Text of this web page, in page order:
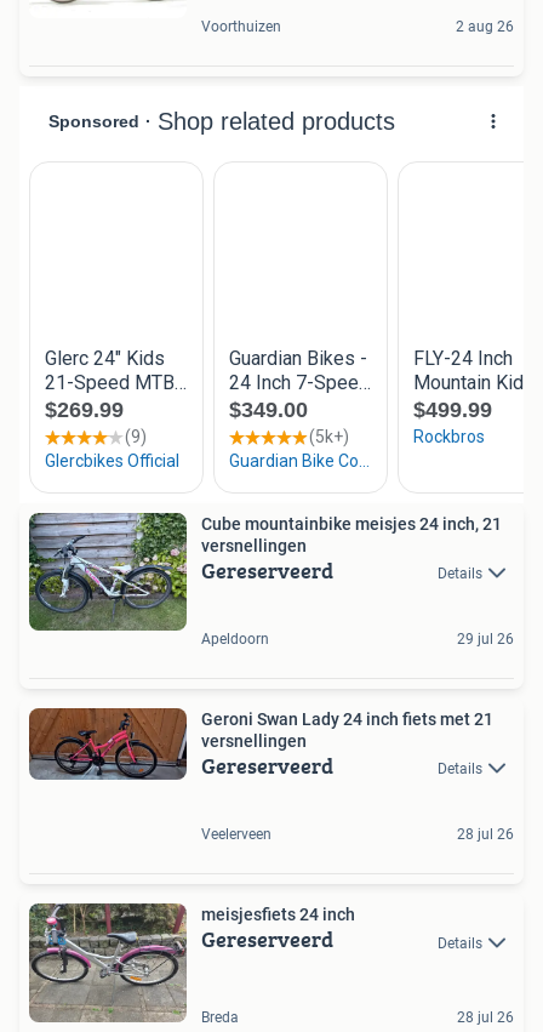
Voorthuizen 2 aug 26
Cube mountainbike meisjes 24 inch, 21
versnellingen
Gereserveerd Details
Apeldoorn 29 jul 26
Geroni Swan Lady 24 inch fiets met 21
versnellingen
Gereserveerd Details
Veelerveen 28 jul 26
meisjesfiets 24 inch
Gereserveerd Details
Breda 28 jul 26